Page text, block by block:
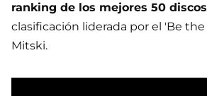
ranking de los mejores 50
clasificación liderada por el 'Be
Mitski.